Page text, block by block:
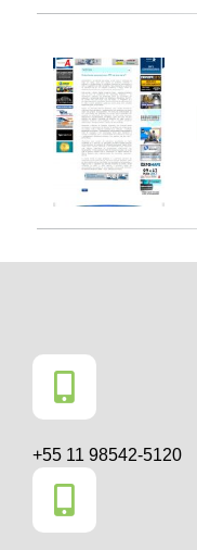
+55 11 98542-5120